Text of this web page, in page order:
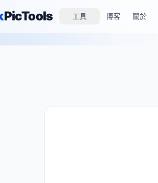
PicTools 工具 博客 關於